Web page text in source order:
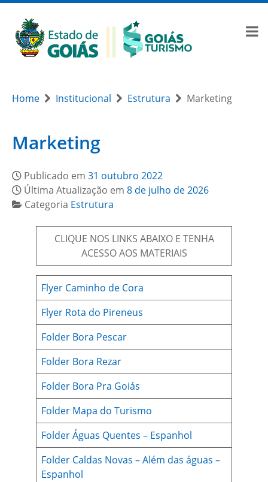
Home Institucional Estrutura Marketing
Marketing
Publicado em 31 outubro 2022
Última Atualização em 8 de julho de 2026
Categoria Estrutura
CLIQUE NOS LINKS ABAIXO E TENHA
ACESSO AOS MATERIAIS
Flyer Caminho de Cora
Flyer Rota do Pireneus
Folder Bora Pescar
Folder Bora Rezar
Folder Bora Pra Goiás
Folder Mapa do Turismo
Folder Águas Quentes – Espanhol
Folder Caldas Novas – Além das águas –
Espanhol